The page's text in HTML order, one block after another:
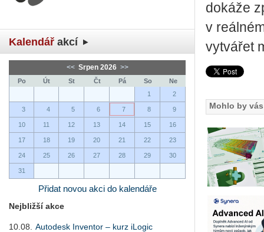
Kalendář akcí
<< Srpen 2026 >>
Po Út St Čt Pá So
Ne
1
2
3 4 5 6 7 8 9
10 11 12 13 14 15 16
17 18 19 20 21 22 23
24 25 26 27 28 29 30
31
Přidat novou akci do kalendáře
Nejbližší akce
10.08.
Autodesk Inventor – kurz iLogic
dokáže
v
vytvářet
Mohlo by